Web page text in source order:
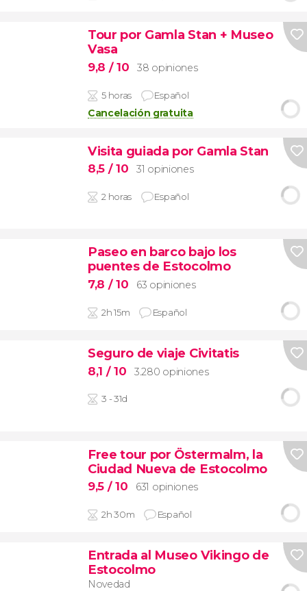
Tour por Gamla Stan + Museo
Vasa
9,8 / 10 38 opiniones
5 horas Español
Cancelación gratuita
Visita guiada por Gamla Stan
8,5 / 10 31 opiniones
2 horas Español
Paseo en barco bajo los
puentes de Estocolmo
7,8 / 10 63 opiniones
2h 15m Español
Seguro de viaje Civitatis
8,1 / 10 3.280 opiniones
3 - 31d
Free tour por Östermalm, la
Ciudad Nueva de Estocolmo
9,5 / 10 631 opiniones
2h 30m Español
Entrada al Museo Vikingo de
Estocolmo
Novedad